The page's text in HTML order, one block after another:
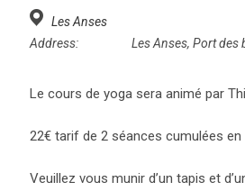
Les Anses
Address:
Les Anses, Port des
Le cours de yoga sera animé par
22€ tarif de 2 séances cumulées
Veuillez vous munir d’un tapis et